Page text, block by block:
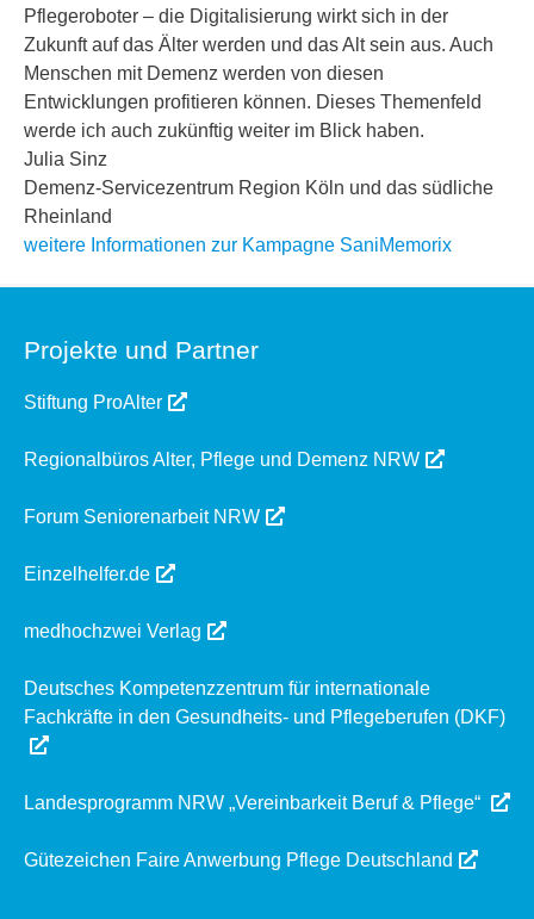
Pflegeroboter – die Digitalisierung wirkt sich in der
Zukunft auf das Älter werden und das Alt sein aus. Auch
Menschen mit Demenz werden von diesen
Entwicklungen profitieren können. Dieses Themenfeld
werde ich auch zukünftig weiter im Blick haben.
Julia Sinz
Demenz-Servicezentrum Region Köln und das südliche
Rheinland
weitere Informationen zur Kampagne SaniMemorix
Projekte und Partner
Stiftung ProAlter
Regionalbüros Alter, Pflege und Demenz NRW
Forum Seniorenarbeit NRW
Einzelhelfer.de
medhochzwei Verlag
Deutsches Kompetenzzentrum für internationale
Fachkräfte in den Gesundheits- und Pflegeberufen (DKF)
Landesprogramm NRW „Vereinbarkeit Beruf & Pflege“
Gütezeichen Faire Anwerbung Pflege Deutschland